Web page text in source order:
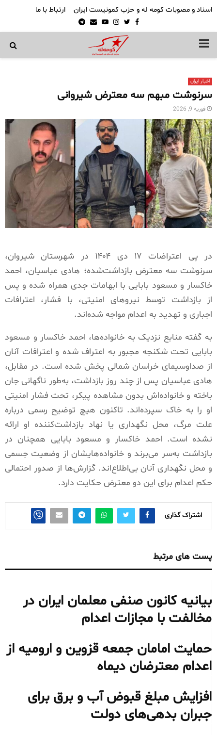
اسناد و مصوبات کومه له و حزب کمونیست ایران ارتباط با ما
Facebook
Twitter
Instagram
Youtube
Email
Telegram
PRIMARY
اخبار ایران
سرنوشت مبهم سه معترض شیروانی
فوریه 9, 2026
در پی اعتراضات ۱۷ دی ۱۴۰۴ در شهرستان شیروان،
سرنوشت سه معترض بازداشت‌شده؛ هادی عباسیان، احمد
خاکسار و مسعود بابایی با ابهامات جدی همراه شده و پس
از بازداشت توسط نیروهای امنیتی، با فشار، اعترافات
اجباری و تهدید به اعدام مواجه شده‌اند.
به گفته منابع نزدیک به خانواده‌ها، احمد خاکسار و مسعود
بابایی تحت شکنجه مجبور به اعتراف شده و اعترافات آنان
از صداوسیمای خراسان شمالی پخش شده است. در مقابل،
هادی عباسیان پس از چند روز بازداشت، به‌طور ناگهانی جان
باخته و خانواده‌اش بدون مشاهده پیکر، تحت فشار امنیتی
او را به خاک سپرده‌اند. تاکنون هیچ توضیح رسمی درباره
علت مرگ، محل نگهداری یا نهاد بازداشت‌کننده او ارائه
نشده است. احمد خاکسار و مسعود بابایی همچنان در
بازداشت به‌سر می‌برند و خانواده‌هایشان از وضعیت جسمی
و محل نگهداری آنان بی‌اطلاع‌اند. گزارش‌ها از صدور احتمالی
حکم اعدام برای این دو معترض حکایت دارد.
اشتراک گذاری
پست های مرتبط
بیانیه کانون صنفی معلمان ایران در
مخالفت با مجازات اعدام
حمایت امامان جمعه قزوین و ارومیه از
اعدام معترضان دیماه
افزایش مبلغ قبوض آب و برق برای
جبران بدهی‌های دولت